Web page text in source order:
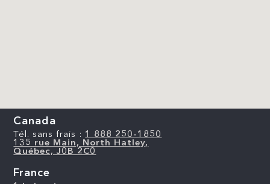
Canada
Tél. sans frais : 1 888 250-1850
135 rue Main, North Hatley,
Québec, J0B 2C0
France